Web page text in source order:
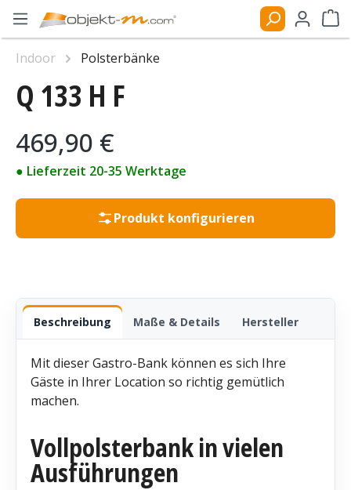
Zum Hauptinhalt springen
Q 133 H F
Regulärer Preis:
469,90 €
● Lieferzeit 20-35 Werktage
Produkt konfigurieren
Beschreibung Maße & Details Hersteller
Mit dieser Gastro-Bank können es sich Ihre
Gäste in Ihrer Location so richtig gemütlich
machen.
Vollpolsterbank in vielen
Ausführungen
Indoor
Polsterbänke
Bildergalerie überspringen